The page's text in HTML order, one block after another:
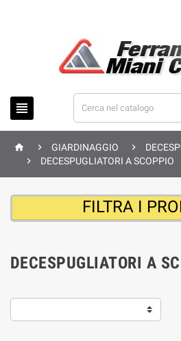

  GIARDINAGGIO 

DECESPUGLIATORI A SCOPPIO
FILTRA I
DECESPUGLIATORI A